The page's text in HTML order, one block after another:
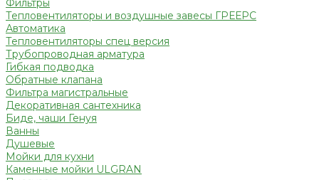
Фильтры
Тепловентиляторы и воздушные завесы ГРЕЕРС
Автоматика
Тепловентиляторы спец версия
Трубопроводная арматура
Гибкая подводка
Обратные клапана
Фильтра магистральные
Декоративная сантехника
Биде, чаши Генуя
Ванны
Душевые
Мойки для кухни
Каменные мойки ULGRAN